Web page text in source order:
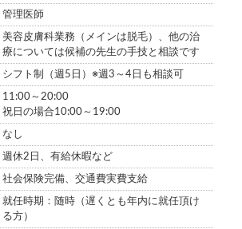
管理医師
美容皮膚科業務（メインは脱毛）、他の治
療については候補の先生の手技と相談です
シフト制（週5日）※週3～4日も相談可
11:00～20:00
祝日の場合10:00～19:00
なし
週休2日、有給休暇など
社会保険完備、交通費実費支給
就任時期：随時（遅くとも年内に就任頂け
る方）